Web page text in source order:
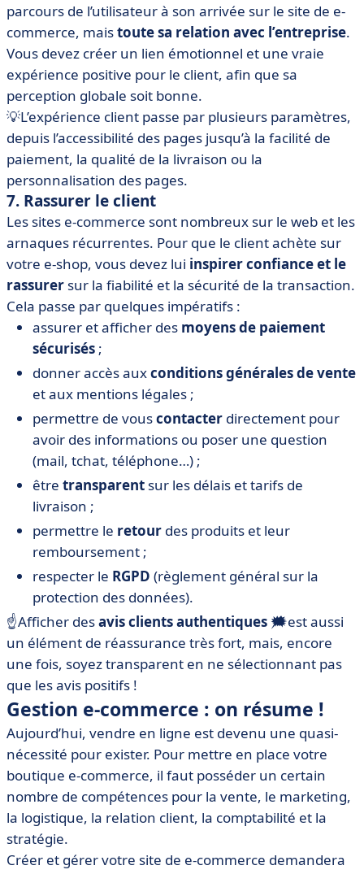
parcours de l’utilisateur à son arrivée sur le site de e-
commerce, maistoute sa relation avec l’entreprise.
Vous devez créer un lien émotionnel et une vraie
expérience positive pour le client, afin que sa
perception globale soit bonne.
💡L’expérience client passe par plusieurs paramètres,
depuis l’accessibilité des pages jusqu’à la facilité de
paiement, la qualité de la livraison ou la
personnalisation des pages.
7. Rassurer le client
Les sites e-commerce sont nombreux sur le web et les
arnaques récurrentes. Pour que le client achète sur
votre e-shop, vous devez lui inspirer confiance et le
rassurer sur la fiabilité et la sécurité de la transaction.
Cela passe par quelques impératifs :
assurer et afficher des moyens de paiement
sécurisés ;
donner accès auxconditions générales de vente
et aux mentions légales ;
permettre de vouscontacter directement pour
avoir des informations ou poser une question
(mail, tchat, téléphone…) ;
être transparent sur les délais et tarifs de
livraison ;
permettre le retour des produits et leur
remboursement ;
respecter le RGPD (règlement général sur la
protection des données).
☝️Afficher desavis clients authentiques 🗯️est aussi
un élément de réassurance très fort, mais, encore
une fois, soyez transparent en ne sélectionnant pas
que les avis positifs !
Gestion e-commerce : on résume !
Aujourd’hui, vendre en ligne est devenu une quasi-
nécessité pour exister. Pour mettre en place votre
boutique e-commerce, il faut posséder un certain
nombre de compétences pour la vente, le marketing,
la logistique, la relation client, la comptabilité et la
stratégie.
Créer et gérer votre site de e-commerce demandera